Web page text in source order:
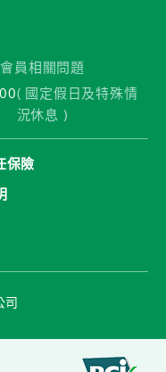
員相關問題
( 國定假日及特殊情
況休息 )
保險
司